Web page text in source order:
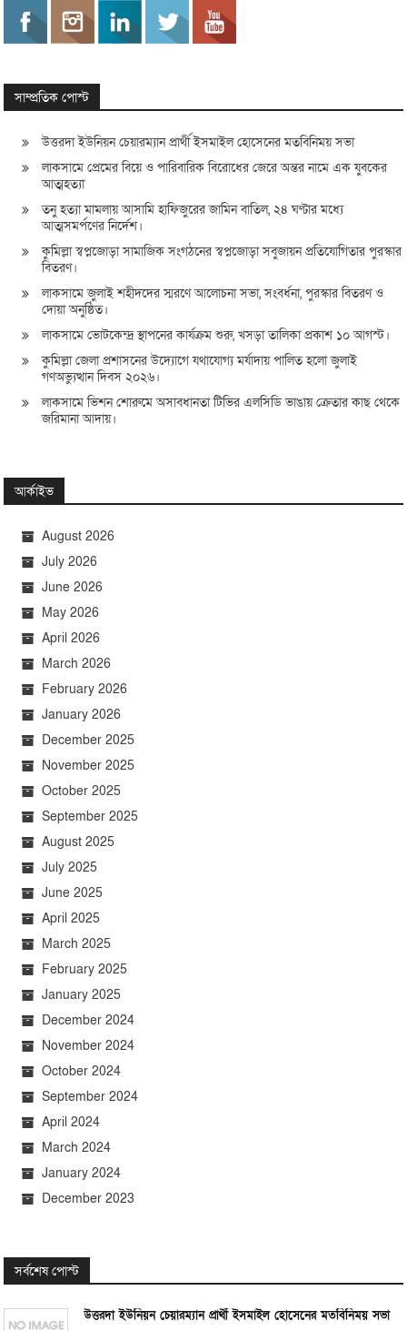
সাম্প্রতিক পোস্ট
উত্তরদা ইউনিয়ন চেয়ারম্যান প্রার্থী ইসমাইল হোসেনের মতবিনিময় সভা
লাকসামে প্রেমের বিয়ে ও পারিবারিক বিরোধের জেরে অন্তর নামে এক যুবকের
আত্মহত্যা
তনু হত্যা মামলায় আসামি হাফিজুরের জামিন বাতিল, ২৪ ঘণ্টার মধ্যে
আত্মসমর্পণের নির্দেশ।
কুমিল্লা স্বপ্নজোড়া সামাজিক সংগঠনের স্বপ্নজোড়া সবুজায়ন প্রতিযোগিতার পুরস্কার
বিতরণ।
লাকসামে জুলাই শহীদদের স্মরণে আলোচনা সভা, সংবর্ধনা, পুরস্কার বিতরণ ও
দোয়া অনুষ্ঠিত।
লাকসামে ভোটকেন্দ্র স্থাপনের কার্যক্রম শুরু, খসড়া তালিকা প্রকাশ ১০ আগস্ট।
কুমিল্লা জেলা প্রশাসনের উদ্যোগে যথাযোগ্য মর্যাদায় পালিত হলো জুলাই
গণঅভ্যুত্থান দিবস ২০২৬।
লাকসামে ভিশন শোরুমে অসাবধানতা টিভির এলসিডি ভাঙায় ক্রেতার কাছ থেকে
জরিমানা আদায়।
আর্কাইভ
August 2026
July 2026
June 2026
May 2026
April 2026
March 2026
February 2026
January 2026
December 2025
November 2025
October 2025
September 2025
August 2025
July 2025
June 2025
April 2025
March 2025
February 2025
January 2025
December 2024
November 2024
October 2024
September 2024
April 2024
March 2024
January 2024
December 2023
সর্বশেষ পোস্ট
উত্তরদা ইউনিয়ন চেয়ারম্যান প্রার্থী ইসমাইল হোসেনের মতবিনিময় সভা